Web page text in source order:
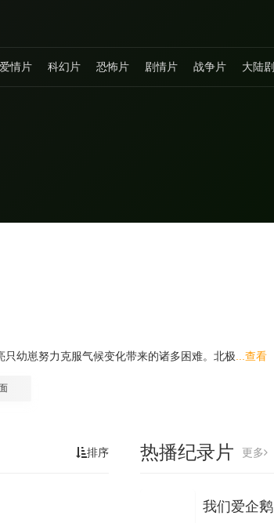
爱情片 科幻片 恐怖片 剧情片 战争片 大陆剧
幼崽努力克服气候变化带来的诸多困难。北极 ...查看
排序 热播纪录片 更多
我们爱企鹅